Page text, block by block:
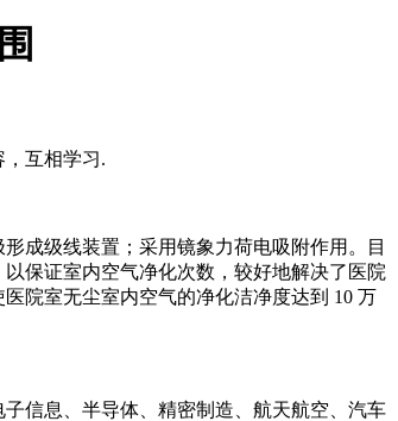
互相学习.
成级线装置；采用镜象力荷电吸附作用。目
保证室内空气净化次数，较好地解决了医院
院室无尘室内空气的净化洁净度达到 10 万
信息、半导体、精密制造、航天航空、汽车